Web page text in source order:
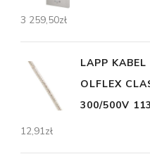
3 259,50zł
LAPP
OLFLEX
300/500V
12,91zł